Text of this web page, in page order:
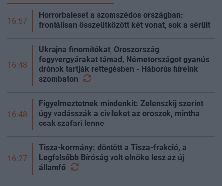
16:57
Horrorbaleset a szomszédos országban:
frontálisan összeütközött két vonat, sok a sérült
16:48
Ukrajna finomítókat, Oroszország
fegyvergyárakat támad, Németországot gyanús
drónok tartják rettegésben - Háborús híreink
szombaton
16:48
Figyelmeztetnek mindenkit: Zelenszkij szerint
úgy vadásszák a civileket az oroszok, mintha
csak szafari lenne
16:27
Tisza-kormány: döntött a Tisza-frakció, a
Legfelsőbb Bíróság volt elnöke lesz az új
államfő